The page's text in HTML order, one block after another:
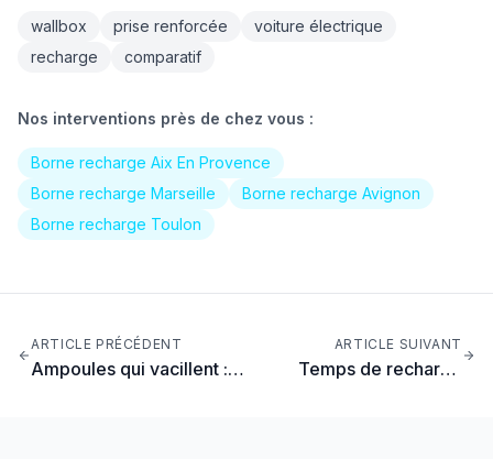
wallbox prise renforcée
voiture électrique
recharge
comparatif
Nos interventions près de chez vous :
Borne recharge Aix En Provence
Borne recharge Marseille
Borne recharge Avignon
Borne recharge Toulon
ARTICLE PRÉCÉDENT
Ampoules qui vacillent :
ARTICLE SUIVANT
Temps de recharge